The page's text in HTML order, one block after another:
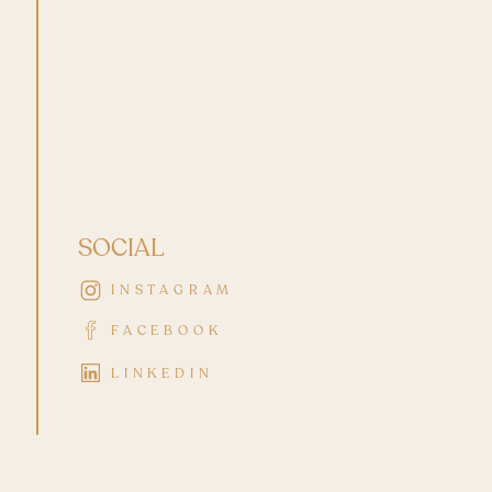
SOCIAL
INSTAGRAM
FACEBOOK
LINKEDIN